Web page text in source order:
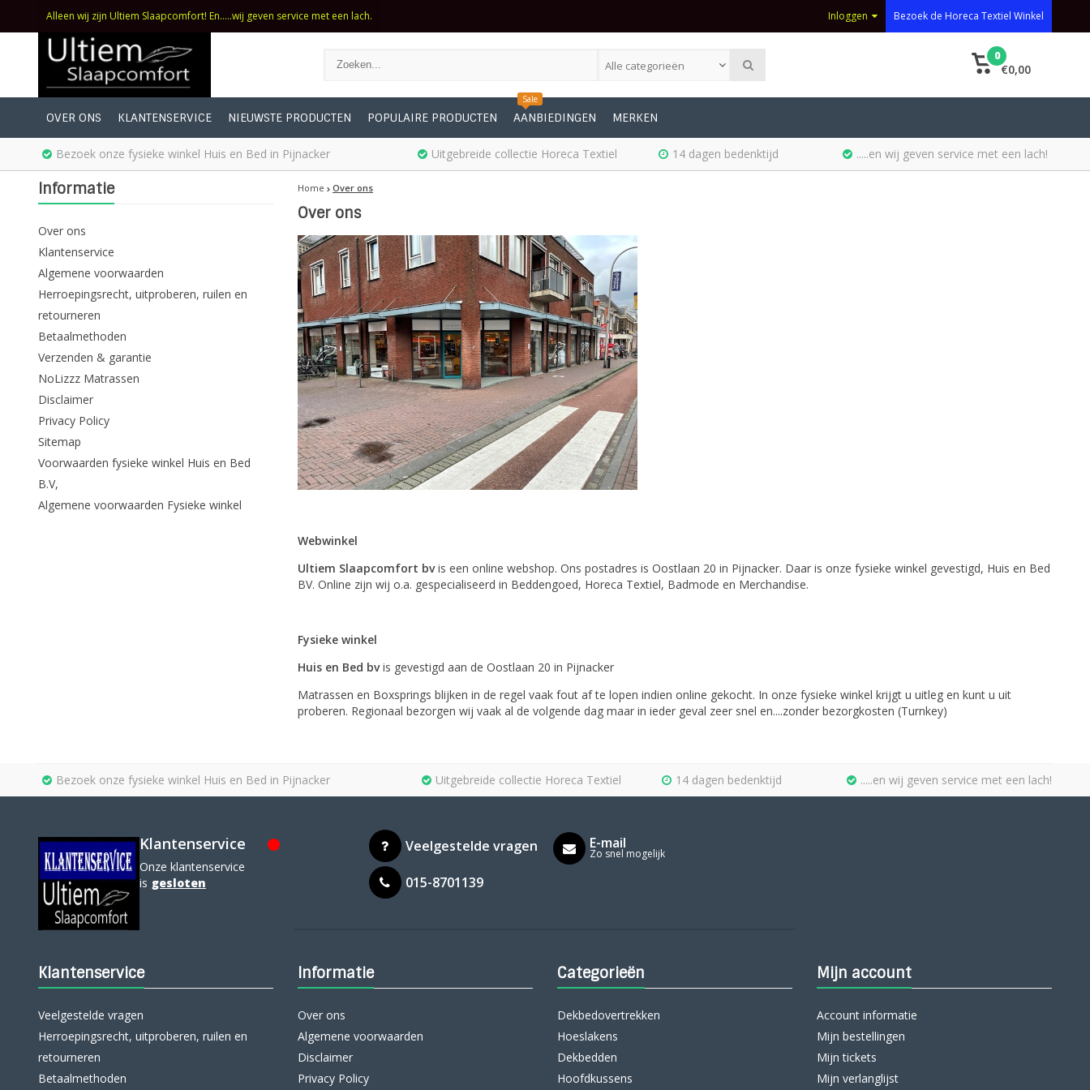
Alleen wij zijn Ultiem Slaapcomfort! En.....wij geven service met een lach. Inloggen Bezoek de Horeca Textiel Winkel
Alle categorieën
0
€0,00
OVER ONS KLANTENSERVICE NIEUWSTE PRODUCTEN POPULAIRE PRODUCTEN
Sale
AANBIEDINGEN MERKEN
Bezoek onze fysieke winkel Huis en Bed in Pijnacker Uitgebreide collectie Horeca Textiel 14 dagen bedenktijd .....en wij geven service met een lach!
Informatie
Over ons
Klantenservice
Algemene voorwaarden
Herroepingsrecht, uitproberen, ruilen en
retourneren
Betaalmethoden
Verzenden & garantie
NoLizzz Matrassen
Disclaimer
Privacy Policy
Sitemap
Voorwaarden fysieke winkel Huis en Bed
B.V,
Algemene voorwaarden Fysieke winkel
Home Over ons
Over ons
Webwinkel
Ultiem Slaapcomfort bvis een online webshop. Ons postadres is Oostlaan 20 in Pijnacker. Daar is onze fysieke winkel gevestigd, Huis en Bed
BV. Online zijn wij o.a. gespecialiseerd in Beddengoed, Horeca Textiel, Badmode en Merchandise.
Fysieke winkel
Huis en Bed bvis gevestigd aan de Oostlaan 20 in Pijnacker
Matrassen en Boxsprings blijken in de regel vaak fout af te lopen indien online gekocht. In onze fysieke winkel krijgt u uitleg en kunt u uit
proberen. Regionaal bezorgen wij vaak al de volgende dag maar in ieder geval zeer snel en....zonder bezorgkosten (Turnkey)
Bezoek onze fysieke winkel Huis en Bed in Pijnacker Uitgebreide collectie Horeca Textiel 14 dagen bedenktijd .....en wij geven service met een lach!
Klantenservice
Onze klantenservice
is gesloten
Veelgestelde vragen
015-8701139
E-mail
Zo snel mogelijk
Klantenservice
Veelgestelde vragen
Herroepingsrecht, uitproberen, ruilen en
retourneren
Betaalmethoden
Informatie
Over ons
Algemene voorwaarden
Disclaimer
Privacy Policy
Categorieën
Dekbedovertrekken
Hoeslakens
Dekbedden
Hoofdkussens
Mijn account
Account informatie
Mijn bestellingen
Mijn tickets
Mijn verlanglijst